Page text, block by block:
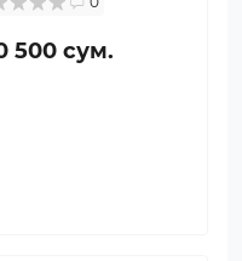
500 сум.